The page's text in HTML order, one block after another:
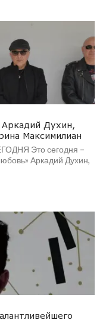
Аркадий Духин,
Максимилиан
Это сегодня –
Аркадий Духин,